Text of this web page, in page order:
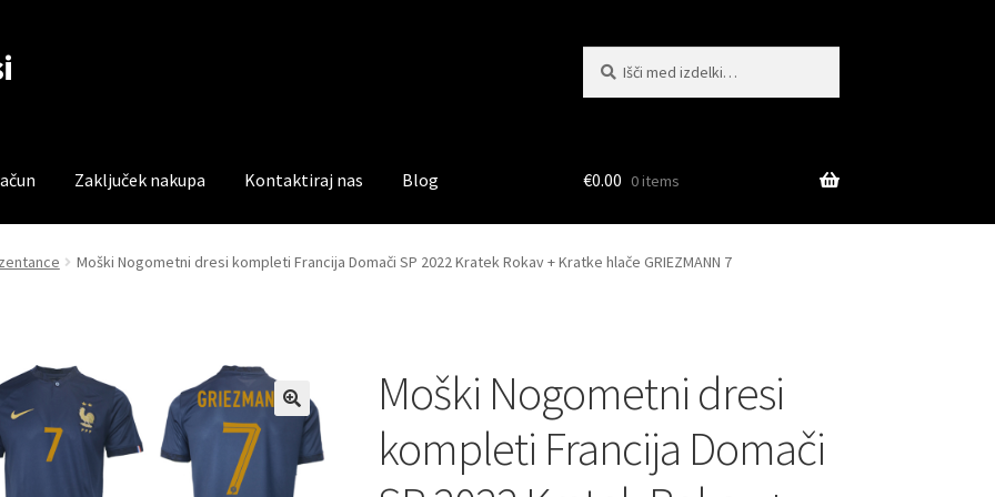
Zaključek nakupa Kontaktiraj nas Blog
Trgovina Zaključek nakupa
€0.00 0 items
Moški Nogometni dresi kompleti Francija Domači SP 2022 Kratek Rokav + Kratke hlače GRIEZMANN 7
Moški Nogometni dresi
kompleti Francija Domači